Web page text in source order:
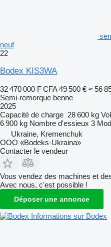
neuf
22
Bodex KIS3WA
32 470 000 F CFA 49 500 € ≈ 56
Semi-remorque benne
2025
Capacité de charge 28 600 kg
6 900 kg Nombre d'essieux 3
Ukraine, Kremenchuk
OOO «Bodeks-Ukraina»
Contacter le vendeur
Vous vendez des machines et
Avec nous, c'est possible !
Déposer une annonce
Informations sur Bodex